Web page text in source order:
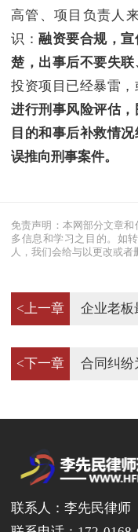
高管、项目负责人
识：融资要合规，
楚，出事后不要失
投资项目已经暴雷
进行刑事风险评估
目的和事后补救情
误推向刑事案件。
免责声明：本网部分文章
多信息和学习之目的。如
人，我们会给与以更改或者
<上一章 企业老板
<下一章 合同纠纷
联系人：李先民律师